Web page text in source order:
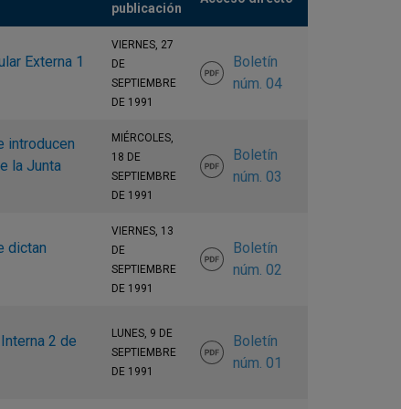
publicación
Externa 1
VIERNES, 27
DE
SEPTIEMBRE
DE 1991
Boletín
núm. 04
introducen
la Junta
MIÉRCOLES,
18 DE
SEPTIEMBRE
DE 1991
Boletín
núm. 03
dictan
VIERNES, 13
DE
SEPTIEMBRE
DE 1991
Boletín
núm. 02
2 de
LUNES, 9 DE
SEPTIEMBRE
DE 1991
Boletín
núm. 01